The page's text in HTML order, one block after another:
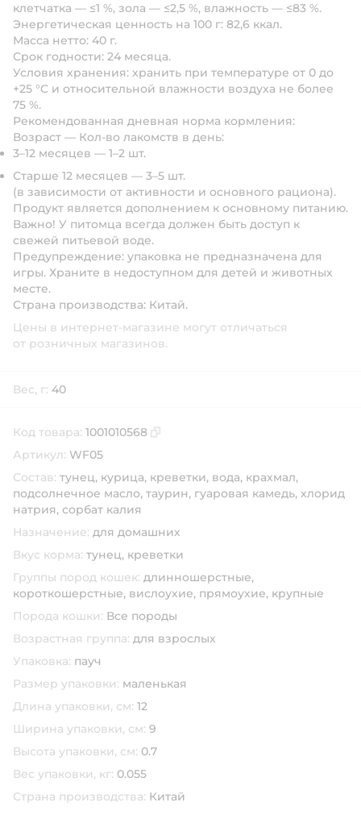
клетчатка — ≤1 %, зола — ≤2,5 %, влажность — ≤83 %.
Энергетическая ценность на 100 г: 82,6 ккал.
Масса нетто: 40 г.
Срок годности: 24 месяца.
Условия хранения: хранить при температуре от 0 до
+25 °C и относительной влажности воздуха не более
75 %.
Рекомендованная дневная норма кормления:
Возраст — Кол-во лакомств в день:
3–12 месяцев — 1–2 шт.
Старше 12 месяцев — 3–5 шт.
(в зависимости от активности и основного рациона).
Продукт является дополнением к основному питанию.
Важно! У питомца всегда должен быть доступ к
свежей питьевой воде.
Предупреждение: упаковка не предназначена для
игры. Храните в недоступном для детей и животных
месте.
Страна производства: Китай.
Цены в интернет-магазине могут отличаться
от розничных магазинов.
Вес, г: 40
Код товара: 1001010568
Артикул: WF05
Состав: тунец, курица, креветки, вода, крахмал,
подсолнечное масло, таурин, гуаровая камедь, хлорид
натрия, сорбат калия
Назначение: для домашних
Вкус корма: тунец, креветки
Группы пород кошек: длинношерстные,
короткошерстные, вислоухие, прямоухие, крупные
Порода кошки: Все породы
Возрастная группа: для взрослых
Упаковка: пауч
Размер упаковки: маленькая
Длина упаковки, см: 12
Ширина упаковки, см: 9
Высота упаковки, см: 0.7
Вес упаковки, кг: 0.055
Страна производства: Китай